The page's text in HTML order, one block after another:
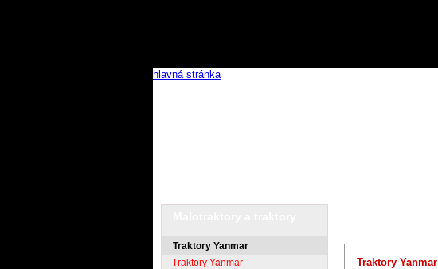
hlavná stránka
Traktory Yanmar
Traktory Yanmar
Traktory Yanmar